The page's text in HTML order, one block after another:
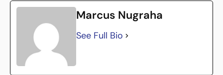
Marcus Nugraha
See Full Bio